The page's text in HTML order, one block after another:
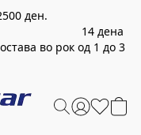
ден.
дена
во рок од 1 до 3